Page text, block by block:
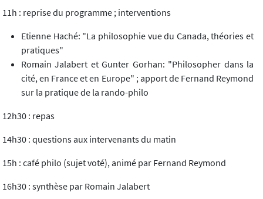
11h : reprise du programme ; interventions
Etienne Haché: "La philosophie vue du Canada, théories et
pratiques"
Romain Jalabert et Gunter Gorhan: "Philosopher dans la
cité, en France et en Europe" ; apport de Fernand Reymond
sur la pratique de la rando-philo
12h30 : repas
14h30 : questions aux intervenants du matin
15h : café philo (sujet voté), animé par Fernand Reymond
16h30 : synthèse par Romain Jalabert